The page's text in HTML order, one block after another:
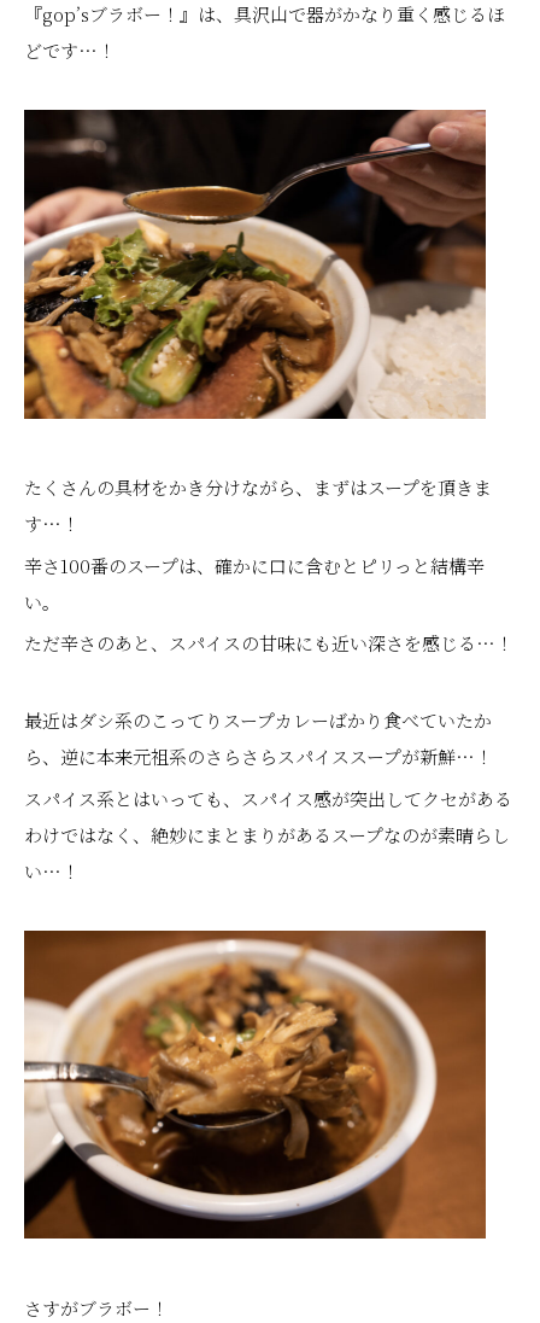
『gop’sブラボー！』は、具沢山で器がかなり重く感じるほ
どです…！
たくさんの具材をかき分けながら、まずはスープを頂きま
す…！
辛さ100番のスープは、確かに口に含むとピリっと結構辛
い。
ただ辛さのあと、スパイスの甘味にも近い深さを感じる…！
最近はダシ系のこってりスープカレーばかり食べていたか
ら、逆に本来元祖系のさらさらスパイススープが新鮮…！
スパイス系とはいっても、スパイス感が突出してクセがある
わけではなく、絶妙にまとまりがあるスープなのが素晴らし
い…！
さすがブラボー！